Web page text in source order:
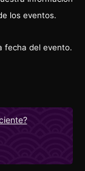
los eventos.
fecha del evento.